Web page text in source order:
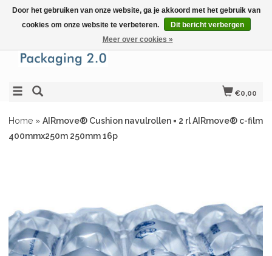
€0,00
Home » AIRmove® Cushion navulrollen = 2 rl AIRmove® c-film
400mmx250m 250mm 16p
Door het gebruiken van onze website, ga je akkoord met het gebruik van
cookies om onze website te verbeteren.
Dit bericht verbergen
Meer over cookies »